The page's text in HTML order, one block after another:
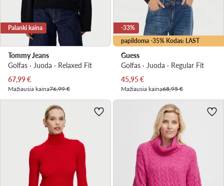
Palanki kaina
Tommy Jeans
Golfas · Juoda · Relaxed Fit
Dabartinė kaina
67,99€
Mažiausia kaina76,99 €
papildoma -35% Kodas: LAST
-33%
Guess
Golfas · Juoda · Regular Fit
Dabartinė kaina
45,95€
Mažiausia kaina68,95 €